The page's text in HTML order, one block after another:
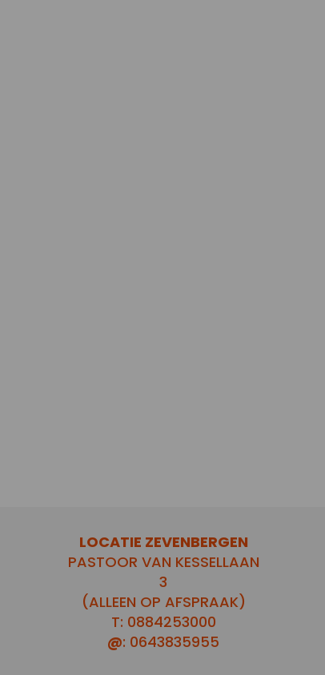
LOCATIE ZEVENBERGEN
PASTOOR VAN KESSELLAAN
3
(ALLEEN OP AFSPRAAK)
T: 0884253000
@: 0643835955